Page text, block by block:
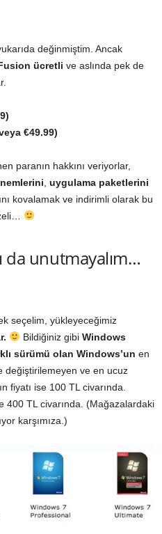
değinmiştim. Ancak
ücretli ve aslında pek de
€49.99)
paranın hakkını veriyorlar,
uygulama paketlerini
kovalamak ve indirimli olarak bu
da unutmayalım…
seçelim, yükleyeceğimiz
Bildiğiniz gibi Windows
sürümü olan Windows’un en
değiştirilemeyen ve en ucuz
fiyatı ise 100 TL civarında.
400 TL civarında. (Mağazalardaki
karşımıza.)